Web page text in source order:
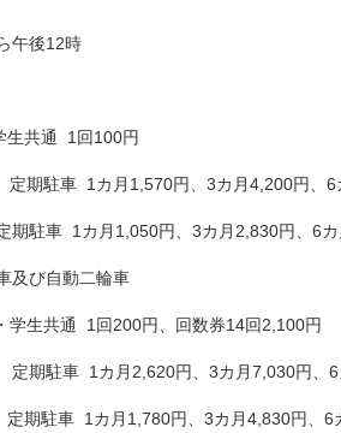
後12時
回100円
円、3カ月4,200円、6カ
円、3カ月2,830円、6カ月
動二輪車
円、回数券14回2,100円
円、3カ月7,030円、6カ
円、3カ月4,830円、6カ